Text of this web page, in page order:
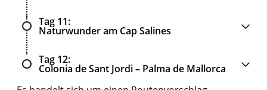
Tag 11
Naturwunder am Cap Salines
Tag 12
Colonia de Sant Jordi – Palma de Mallorca